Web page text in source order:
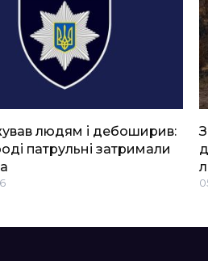
людям і дебоширив:
патрульні затримали